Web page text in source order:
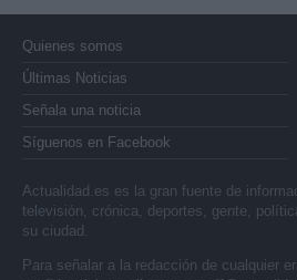
Quienes somos
Últimas Noticias
Señala una noticia
Síguenos en Facebook
Actualidad.es es la gran fuente de
televisión, crónica, deportes, gente,
su ciudad.
Para señalar a la redacción de cualquier